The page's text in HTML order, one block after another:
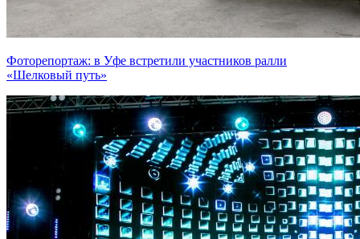
Фоторепортаж: в Уфе встретили участников ралли
«Шелковый путь»